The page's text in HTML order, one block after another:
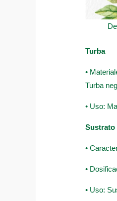
Turba
•
Turba
• Uso:
Sustrato
•
•
• Uso: